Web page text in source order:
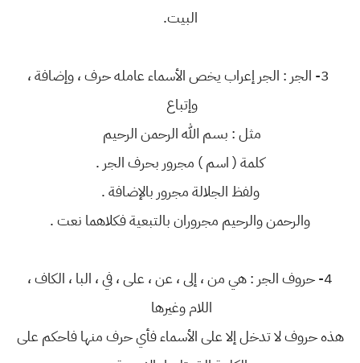
البيت.
3- الجر : الجر إعراب يخص الأسماء عامله حرف ، وإضافة ،
وإتباع
مثل : بسم الله الرحمن الرحيم
كلمة ( اسم ) مجرور بحرف الجر .
ولفظ الجلالة مجرور بالإضافة .
والرحمن والرحيم مجروران بالتبعية فكلاهما نعت .
4- حروف الجر : هي من ، إلى ، عن ، على ، في ، البا ، الكاف ،
اللام وغيرها
هذه حروف لا تدخل إلا على الأسماء فأي حرف منها فاحكم على